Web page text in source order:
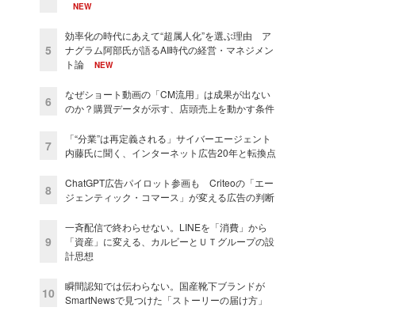
NEW
5
効率化の時代にあえて“超属人化”を選ぶ理由 ア
ナグラム阿部氏が語るAI時代の経営・マネジメン
ト論
NEW
6
なぜショート動画の「CM流用」は成果が出ない
のか？購買データが示す、店頭売上を動かす条件
7
「“分業”は再定義される」サイバーエージェント
内藤氏に聞く、インターネット広告20年と転換点
8
ChatGPT広告パイロット参画も Criteoの「エー
ジェンティック・コマース」が変える広告の判断
9
一斉配信で終わらせない。LINEを「消費」から
「資産」に変える、カルビーとＵＴグループの設
計思想
10
瞬間認知では伝わらない。国産靴下ブランドが
SmartNewsで見つけた「ストーリーの届け方」